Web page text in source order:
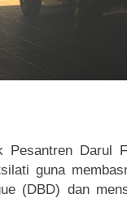
Darul
guna
(DBD) dan